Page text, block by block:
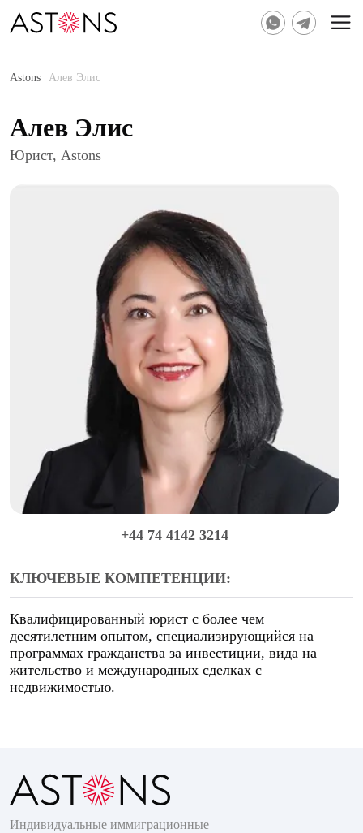
Astons Алев Элис
Алев Элис
Юрист, Astons
+44 74 4142 3214
КЛЮЧЕВЫЕ КОМПЕТЕНЦИИ:
Квалифицированный юрист с более чем
десятилетним опытом, специализирующийся на
программах гражданства за инвестиции, вида на
жительство и международных сделках с
недвижимостью.
Индивидуальные иммиграционные